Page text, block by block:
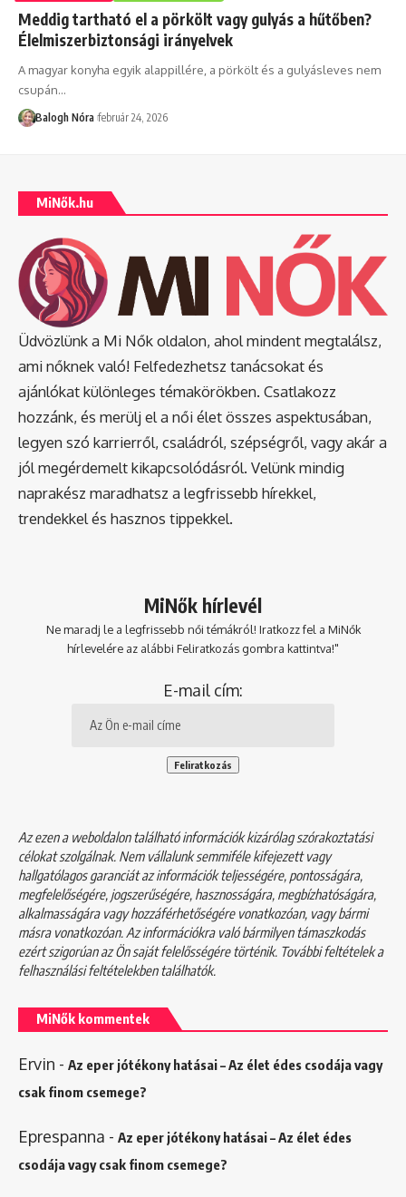
Meddig tartható el a pörkölt vagy gulyás a hűtőben?
Élelmiszerbiztonsági irányelvek
A magyar konyha egyik alappillére, a pörkölt és a gulyásleves nem
csupán…
Balogh Nóra február 24, 2026
MiNők.hu
Üdvözlünk a Mi Nők oldalon, ahol mindent megtalálsz,
ami nőknek való! Felfedezhetsz tanácsokat és
ajánlókat különleges témakörökben. Csatlakozz
hozzánk, és merülj el a női élet összes aspektusában,
legyen szó karrierről, családról, szépségről, vagy akár a
jól megérdemelt kikapcsolódásról. Velünk mindig
naprakész maradhatsz a legfrissebb hírekkel,
trendekkel és hasznos tippekkel.
MiNők hírlevél
Ne maradj le a legfrissebb női témákról! Iratkozz fel a MiNők
hírlevelére az alábbi Feliratkozás gombra kattintva!"
E-mail cím:
Az ezen a weboldalon található információk kizárólag szórakoztatási
célokat szolgálnak. Nem vállalunk semmiféle kifejezett vagy
hallgatólagos garanciát az információk teljességére, pontosságára,
megfelelőségére, jogszerűségére, hasznosságára, megbízhatóságára,
alkalmasságára vagy hozzáférhetőségére vonatkozóan, vagy bármi
másra vonatkozóan. Az információkra való bármilyen támaszkodás
ezért szigorúan az Ön saját felelősségére történik. További feltételek a
felhasználási feltételekbentalálhatók.
MiNők kommentek
Ervin - Az eper jótékony hatásai – Az élet édes csodája vagy
csak finom csemege?
Eprespanna - Az eper jótékony hatásai – Az élet édes
csodája vagy csak finom csemege?